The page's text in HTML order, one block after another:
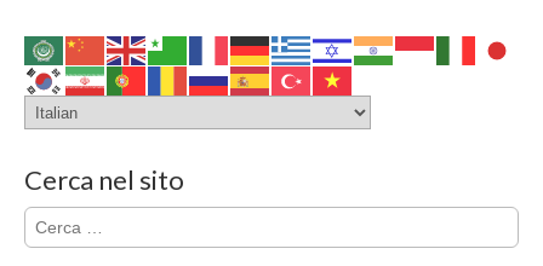
Cerca nel sito
Ricerca
per: